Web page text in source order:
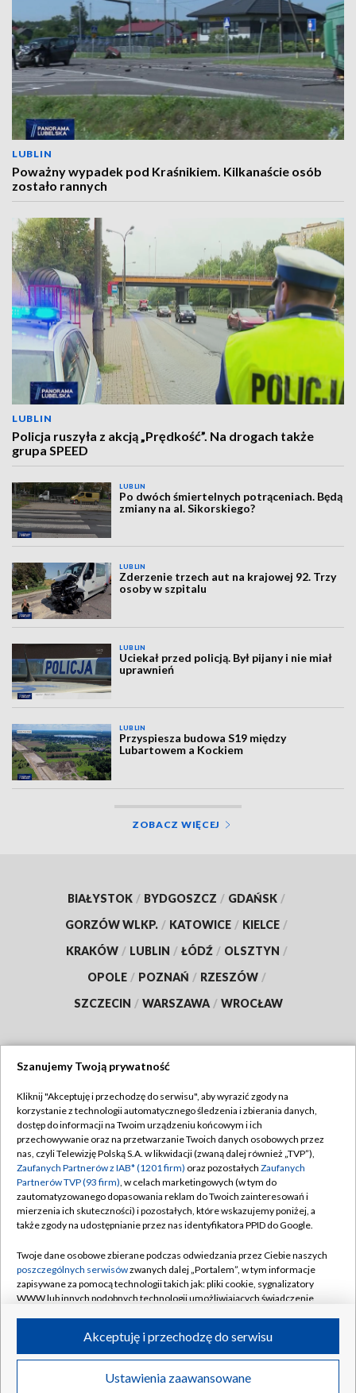
LUBLIN
Poważny wypadek pod Kraśnikiem. Kilkanaście osób
zostało rannych
LUBLIN
Policja ruszyła z akcją „Prędkość”. Na drogach także
grupa SPEED
LUBLIN
Po dwóch śmiertelnych potrąceniach. Będą
zmiany na al. Sikorskiego?
LUBLIN
Zderzenie trzech aut na krajowej 92. Trzy
osoby w szpitalu
LUBLIN
Uciekał przed policją. Był pijany i nie miał
uprawnień
LUBLIN
Przyspiesza budowa S19 między
Lubartowem a Kockiem
ZOBACZ WIĘCEJ
BIAŁYSTOK / BYDGOSZCZ / GDAŃSK /
GORZÓW WLKP. / KATOWICE / KIELCE /
KRAKÓW / LUBLIN / ŁÓDŹ / OLSZTYN /
OPOLE / POZNAŃ / RZESZÓW /
SZCZECIN / WARSZAWA / WROCŁAW
TVP
Abonament TVP
Emisja w TVP
Centrum informacji TVP
Naziemna Telewizja Cyfrowa
Rada Programowa
System NOS
Informacje o nadawcy
Program dla prasy
Regulamin TVP
Polityka prywatności
Moje zgody
Pomoc
Kontakt
Kanały
©2026 Telewizja Polska S.A. w likwidacji
Szanujemy Twoją prywatność
Kliknij "Akceptuję i przechodzę do serwisu", aby wyrazić zgody na
korzystanie z technologii automatycznego śledzenia i zbierania danych,
dostęp do informacji na Twoim urządzeniu końcowym i ich
przechowywanie oraz na przetwarzanie Twoich danych osobowych przez
nas, czyli Telewizję Polską S.A. w likwidacji (zwaną dalej również „TVP”),
Zaufanych Partnerów z IAB* (1201 firm) oraz pozostałych Zaufanych
Partnerów TVP (93 firm), w celach marketingowych (w tym do
zautomatyzowanego dopasowania reklam do Twoich zainteresowań i
mierzenia ich skuteczności) i pozostałych, które wskazujemy poniżej, a
także zgody na udostępnianie przez nas identyfikatora PPID do Google.
Twoje dane osobowe zbierane podczas odwiedzania przez Ciebie naszych
poszczególnych serwisówzwanych dalej „Portalem”, w tym informacje
zapisywane za pomocą technologii takich jak: pliki cookie, sygnalizatory
WWW lub innych podobnych technologii umożliwiających świadczenie
ruchu w Internecie.
Twoje dane osobowe zbierane podczas odwiedzania przez Ciebie
poszczególnych serwisówna Portalu, takie jak adresy IP, identyfikatory
Ustawienia zaawansowane
Akceptuję i przechodzę do serwisu